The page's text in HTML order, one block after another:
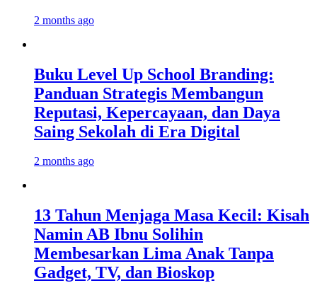
2 months ago
Buku Level Up School Branding:
Panduan Strategis Membangun
Reputasi, Kepercayaan, dan Daya
Saing Sekolah di Era Digital
2 months ago
13 Tahun Menjaga Masa Kecil: Kisah
Namin AB Ibnu Solihin
Membesarkan Lima Anak Tanpa
Gadget, TV, dan Bioskop